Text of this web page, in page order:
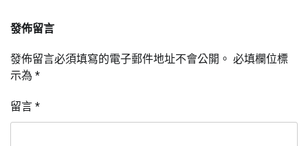
發佈留言
發佈留言必須填寫的電子郵件地址不會公開。 必填欄位標
示為 *
留言 *